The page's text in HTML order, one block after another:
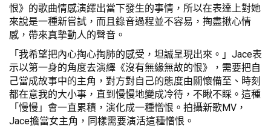
恨》的歌曲情感演繹出當下發生的事情，所以在表達上對她
來說是一種新嘗試，而且錄音過程並不容易，掏盡揪心情
感，帶來真摰動人的聲音。
「我希望把內心掏心掏肺的感受，坦誠呈現出來。」Jace表
示以第一身的角度去演繹《沒有無緣無故的恨》，需要把自
己當成故事中的主角，對方對自己的態度由關懷備至、時刻
都在意我的大小事，直到慢慢地變成冷待，不瞅不睬。這種
「慢慢」會一直累積，演化成一種憎恨。拍攝新歌MV，
Jace擔當女主角，同樣需要演活這種憎恨。